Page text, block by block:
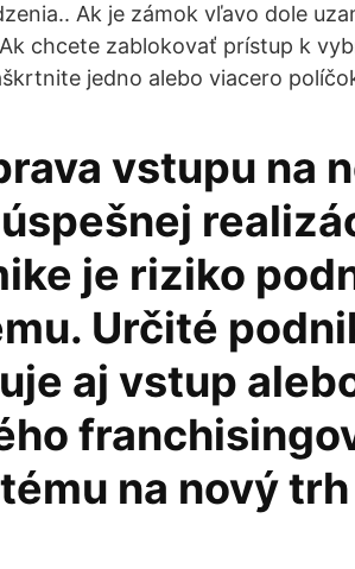
Ak je zámok vľavo dole
chcete zablokovať prístup k
jedno alebo viacero
vstupu na
je riziko
Určité
aj vstup
na nový